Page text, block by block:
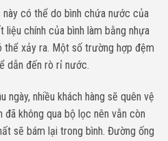
này có thể do bình chứa nước của
liệu chính của bình làm bằng nhựa
thể xảy ra. Một số trường hợp đệm
dẫn đến rò rỉ nước.
ngày, nhiều khách hàng sẽ quên vệ
không qua bộ lọc nên vẫn còn
sẽ bám lại trong bình. Đường ống